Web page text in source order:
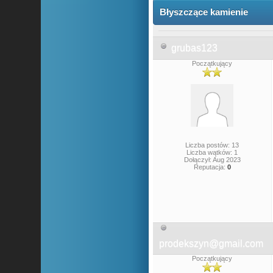
Błyszczące kamienie
grubas123
Początkujący
Liczba postów: 13
Liczba wątków: 1
Dołączył: Aug 2023
Reputacja: 0
prodekszyn@gmail.com
Początkujący